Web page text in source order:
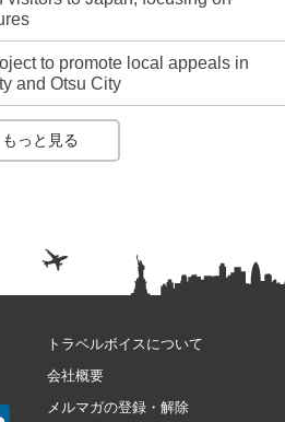
to promote local appeals in
and Otsu City
もっと見る
トラベルボイスについて
会社概要
メルマガの登録・解除